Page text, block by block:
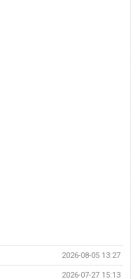
2026-08-05 13:27
2026-07-27 15:13